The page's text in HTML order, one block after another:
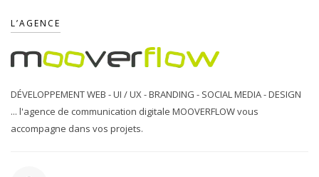
L’AGENCE
DÉVELOPPEMENT WEB - UI / UX - BRANDING - SOCIAL MEDIA - DESIGN
... l'agence de communication digitale MOOVERFLOW vous
accompagne dans vos projets.